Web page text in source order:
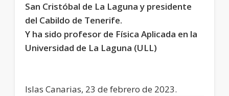
San Cristóbal de La Laguna y presidente
del Cabildo de Tenerife.
Y ha sido profesor de Física Aplicada en la
Universidad de La Laguna (ULL)
Islas Canarias, 23 de febrero de 2023.